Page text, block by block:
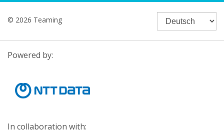
© 2026 Teaming
Powered by:
In collaboration with: